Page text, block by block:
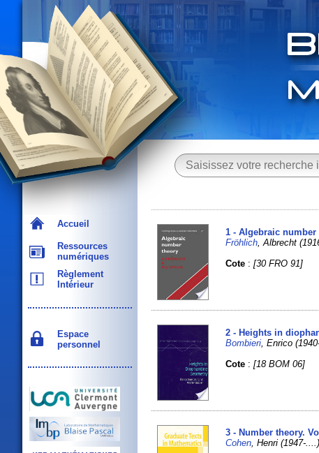
Accueil
Ressources
numériques
Règlement
Intérieur
Espace
personnel
1 - Algebraic number
Fröhlich , Albrecht
Cote :[30 FRO 91]
2 - Heights in
Bombieri, Enrico
Cote :[18 BOM 06]
3 - Number theory.
Cohen, Henri (1947-....)